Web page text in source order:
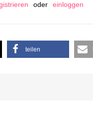
oder einloggen
teilen